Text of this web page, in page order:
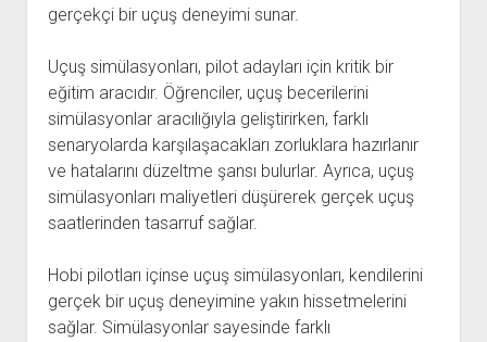
gerçekçi bir uçuş deneyimi sunar.
Uçuş simülasyonları, pilot adayları için kritik bir
eğitim aracıdır. Öğrenciler, uçuş becerilerini
simülasyonlar aracılığıyla geliştirirken, farklı
senaryolarda karşılaşacakları zorluklara hazırlanır
ve hatalarını düzeltme şansı bulurlar. Ayrıca, uçuş
simülasyonları maliyetleri düşürerek gerçek uçuş
saatlerinden tasarruf sağlar.
Hobi pilotları içinse uçuş simülasyonları, kendilerini
gerçek bir uçuş deneyimine yakın hissetmelerini
sağlar. Simülasyonlar sayesinde farklı